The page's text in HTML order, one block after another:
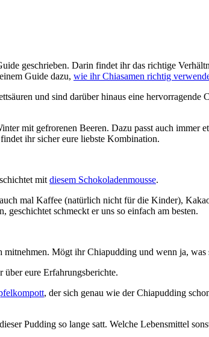
geschrieben. Darin findet ihr das richtige
Guide dazu, wie ihr Chiasamen richtig
und sind darüber hinaus eine
mit gefrorenen Beeren. Dazu passt auch immer
ihr sicher eure liebste Kombination.
mit diesem Schokoladenmousse.
mal Kaffee (natürlich nicht für die Kinder),
geschichtet schmeckt er uns so einfach am besten.
Mögt ihr Chiapudding und wenn ja,
über eure Erfahrungsberichte.
, der sich genau wie der Chiapudding
Pudding so lange satt. Welche Lebensmittel